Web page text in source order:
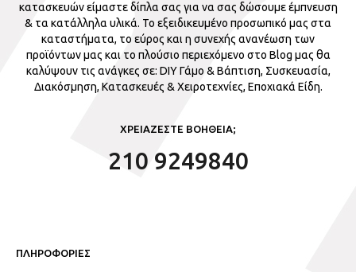
κατασκευών είμαστε δίπλα σας για να σας δώσουμε έμπνευση
& τα κατάλληλα υλικά. Το εξειδικευμένο προσωπικό μας στα
καταστήματα, το εύρος και η συνεχής ανανέωση των
προϊόντων μας και το πλούσιο περιεχόμενο στο Blog μας θα
καλύψουν τις ανάγκες σε: DIY Γάμο & Βάπτιση, Συσκευασία,
Διακόσμηση, Κατασκευές & Χειροτεχνίες, Εποχιακά Είδη.
ΧΡΕΙΑΖΕΣΤΕ ΒΟΗΘΕΙΑ;
210 9249840
ΠΛΗΡΟΦΟΡΙΕΣ